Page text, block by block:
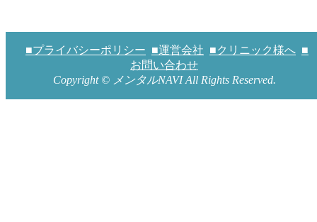
■プライバシーポリシー ■運営会社 ■クリニック様へ ■
お問い合わせ
Copyright © メンタルNAVI All Rights Reserved.